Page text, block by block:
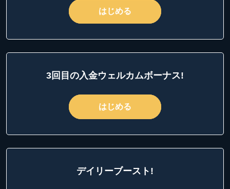
はじめる
3回目の入金ウェルカムボーナス!
はじめる
デイリーブースト!